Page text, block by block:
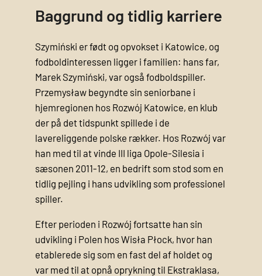
Baggrund og tidlig karriere
Szymiński er født og opvokset i Katowice, og
fodboldinteressen ligger i familien: hans far,
Marek Szymiński, var også fodboldspiller.
Przemysław begyndte sin seniorbane i
hjemregionen hos Rozwój Katowice, en klub
der på det tidspunkt spillede i de
lavereliggende polske rækker. Hos Rozwój var
han med til at vinde III liga Opole-Silesia i
sæsonen 2011-12, en bedrift som stod som en
tidlig pejling i hans udvikling som professionel
spiller.
Efter perioden i Rozwój fortsatte han sin
udvikling i Polen hos Wisła Płock, hvor han
etablerede sig som en fast del af holdet og
var med til at opnå oprykning til Ekstraklasa,